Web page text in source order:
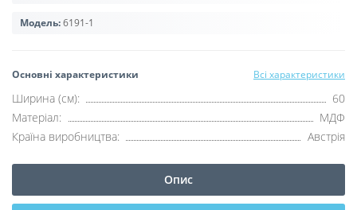
Модель:6191-1
Основні характеристики Всі характеристики
Ширина (см):
60
Матеріал:
МДФ
Країна виробництва:
Австрія
Опис